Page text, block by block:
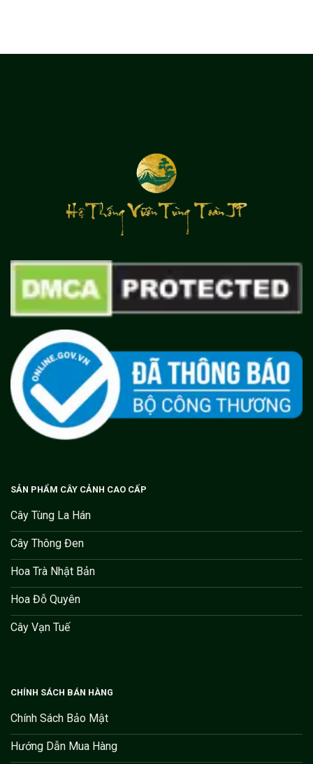
SẢN PHẨM CÂY CẢNH CAO CẤP
Cây Tùng La Hán
Cây Thông Đen
Hoa Trà Nhật Bản
Hoa Đỗ Quyên
Cây Vạn Tuế
CHÍNH SÁCH BÁN HÀNG
Chính Sách Bảo Mật
Hướng Dẫn Mua Hàng